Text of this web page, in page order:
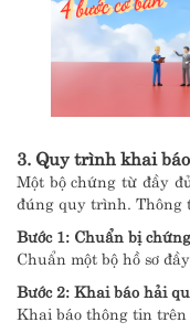
3. Quy trình khai
Một bộ chứng từ đầy
đúng quy trình. Thông
Bước 1: Chuẩn bị
Chuẩn một bộ hồ sơ
Bước 2: Khai báo hải
Khai báo thông tin trên